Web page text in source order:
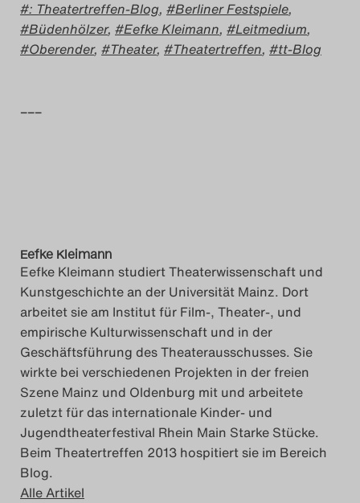
: Theatertreffen-Blog, Berliner Festspiele,
Büdenhölzer, Eefke Kleimann, Leitmedium,
Oberender, Theater, Theatertreffen, tt-Blog
–––
Eefke Kleimann
Eefke Kleimann studiert Theaterwissenschaft und
Kunstgeschichte an der Universität Mainz. Dort
arbeitet sie am Institut für Film-, Theater-, und
empirische Kulturwissenschaft und in der
Geschäftsführung des Theaterausschusses. Sie
wirkte bei verschiedenen Projekten in der freien
Szene Mainz und Oldenburg mit und arbeitete
zuletzt für das internationale Kinder- und
Jugendtheaterfestival Rhein Main Starke Stücke.
Beim Theatertreffen 2013 hospitiert sie im Bereich
Blog.
Alle Artikel